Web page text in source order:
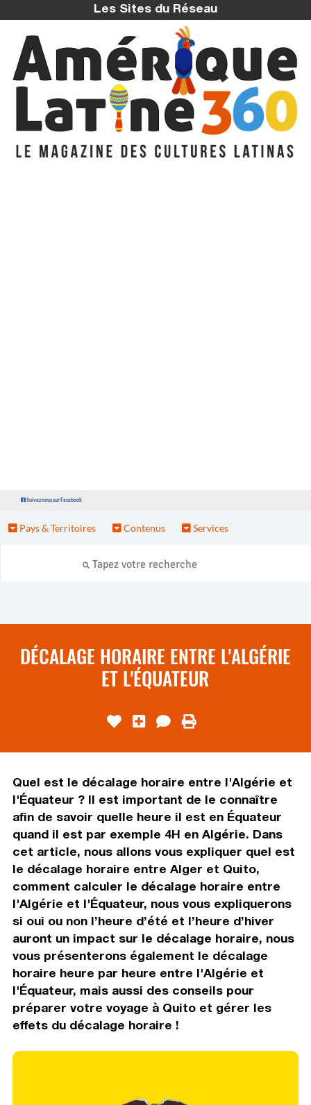
Les Sites du Réseau
Suivez nous sur Facebook
Pays & Territoires Contenus Services
DÉCALAGE HORAIRE ENTRE L'ALGÉRIE
ET L'ÉQUATEUR
Quel est le décalage horaire entre l'Algérie et
l'Équateur ? Il est important de le connaître
afin de savoir quelle heure il est en Équateur
quand il est par exemple 4H en Algérie. Dans
cet article, nous allons vous expliquer quel est
le décalage horaire entre Alger et Quito,
comment calculer le décalage horaire entre
l'Algérie et l'Équateur, nous vous expliquerons
si oui ou non l’heure d’été et l’heure d’hiver
auront un impact sur le décalage horaire, nous
vous présenterons également le décalage
horaire heure par heure entre l'Algérie et
l'Équateur, mais aussi des conseils pour
préparer votre voyage à Quito et gérer les
effets du décalage horaire !